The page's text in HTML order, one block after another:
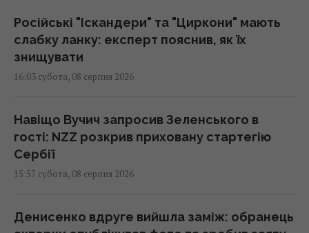
Російські "Іскандери" та "Циркони" мають
слабку ланку: експерт пояснив, як їх
знищувати
16:03 субота, 08 серпня 2026
Навіщо Вучич запросив Зеленського в
гості: NZZ розкрив приховану стартегію
Сербії
15:57 субота, 08 серпня 2026
Денисенко вдруге вийшла заміж: обранець